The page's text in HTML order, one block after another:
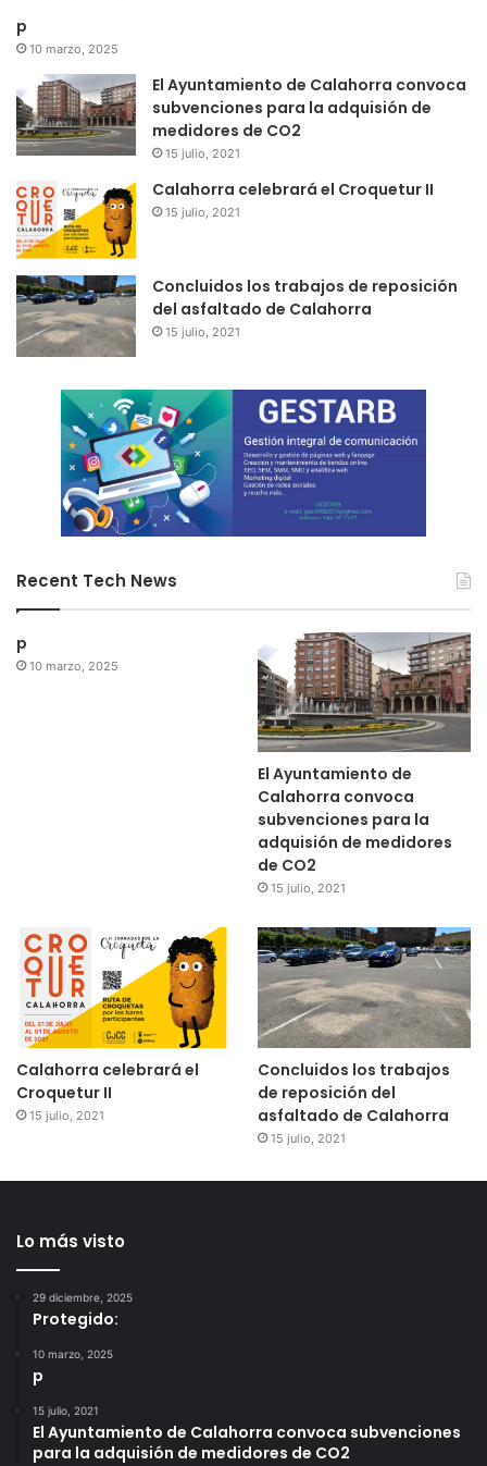
p
10 marzo, 2025
El Ayuntamiento de Calahorra convoca
subvenciones para la adquisión de
medidores de CO2
15 julio, 2021
Calahorra celebrará el Croquetur II
15 julio, 2021
Concluidos los trabajos de reposición
del asfaltado de Calahorra
15 julio, 2021
Recent Tech News
p
10 marzo, 2025
El Ayuntamiento de
Calahorra convoca
subvenciones para la
adquisión de medidores
de CO2
15 julio, 2021
Calahorra celebrará el
Croquetur II
15 julio, 2021
Concluidos los trabajos
de reposición del
asfaltado de Calahorra
15 julio, 2021
Lo más visto
29 diciembre, 2025
Protegido:
10 marzo, 2025
p
15 julio, 2021
El Ayuntamiento de Calahorra convoca subvenciones
para la adquisión de medidores de CO2